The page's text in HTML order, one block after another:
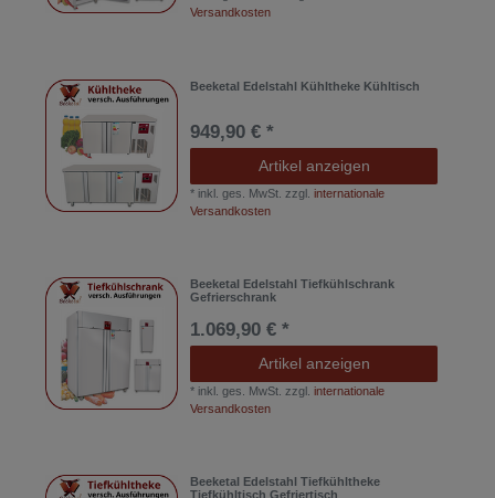
Versandkosten
Beeketal Edelstahl Kühltheke Kühltisch
949,90 € *
Artikel anzeigen
* inkl. ges. MwSt. zzgl.internationale
Versandkosten
Beeketal Edelstahl Tiefkühlschrank
Gefrierschrank
1.069,90 € *
Artikel anzeigen
* inkl. ges. MwSt. zzgl.internationale
Versandkosten
Beeketal Edelstahl Tiefkühltheke
Tiefkühltisch Gefriertisch